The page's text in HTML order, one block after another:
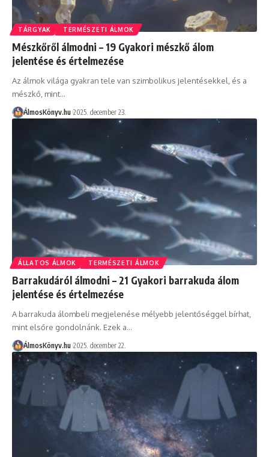
TÁRGYAK TERMÉSZETI ÁLMOK
Mészkőről álmodni – 19 Gyakori mészkő álom
jelentése és értelmezése
Az álmok világa gyakran tele van szimbolikus jelentésekkel, és a
mészkő, mint…
ÁlmosKönyv.hu 2025. december 23.
ÁLLATOS ÁLMOK TERMÉSZETI ÁLMOK
Barrakudáról álmodni – 21 Gyakori barrakuda álom
jelentése és értelmezése
A barrakuda álombeli megjelenése mélyebb jelentőséggel bírhat,
mint elsőre gondolnánk. Ezek a…
ÁlmosKönyv.hu 2025. december 22.